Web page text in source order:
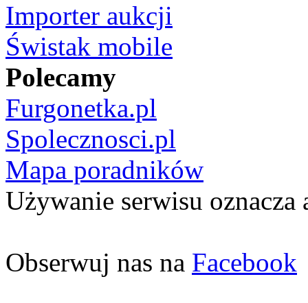
Importer aukcji
Świstak mobile
Polecamy
Furgonetka.pl
Spolecznosci.pl
Mapa poradników
Używanie serwisu oznacza
Obserwuj nas na Facebook